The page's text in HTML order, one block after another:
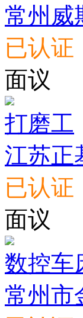
常州威
已认证
面议
打磨工
江苏正
已认证
面议
数控车
常州市